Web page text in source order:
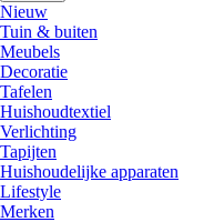
Nieuw
Tuin & buiten
Meubels
Decoratie
Tafelen
Huishoudtextiel
Verlichting
Tapijten
Huishoudelijke apparaten
Lifestyle
Merken